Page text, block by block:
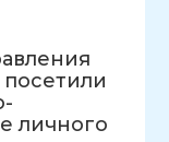
личного